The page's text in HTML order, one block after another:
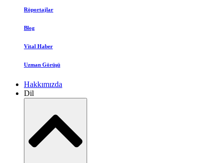
Röportajlar
Blog
Vital Haber
Uzman Görüşü
Hakkımızda
Dil